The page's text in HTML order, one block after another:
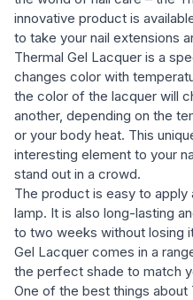
innovative product is
to take your nail extensions
Thermal Gel Lacquer is a
changes color with
the color of the lacquer will
another, depending on the
or your body heat. This
interesting element to your
stand out in a crowd.
The product is easy to apply
lamp. It is also long-lasting
to two weeks without losing
Gel Lacquer comes in a
the perfect shade to match
One of the best things about